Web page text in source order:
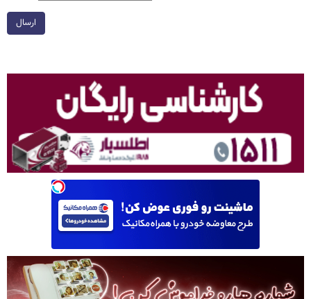
ارسال